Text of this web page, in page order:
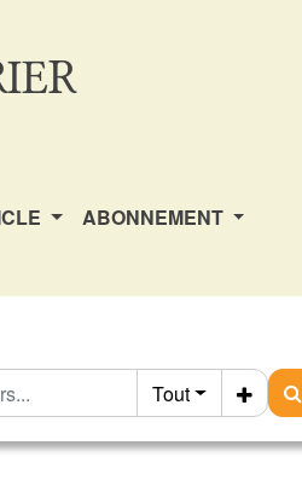
ABONNEMENT
Tout